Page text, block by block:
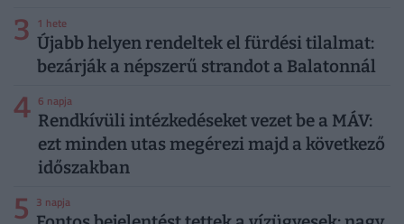
3 1 hete
Újabb helyen rendeltek el fürdési tilalmat:
bezárják a népszerű strandot a Balatonnál
4 6 napja
Rendkívüli intézkedéseket vezet be a MÁV:
ezt minden utas megérezi majd a következő
időszakban
5 3 napja